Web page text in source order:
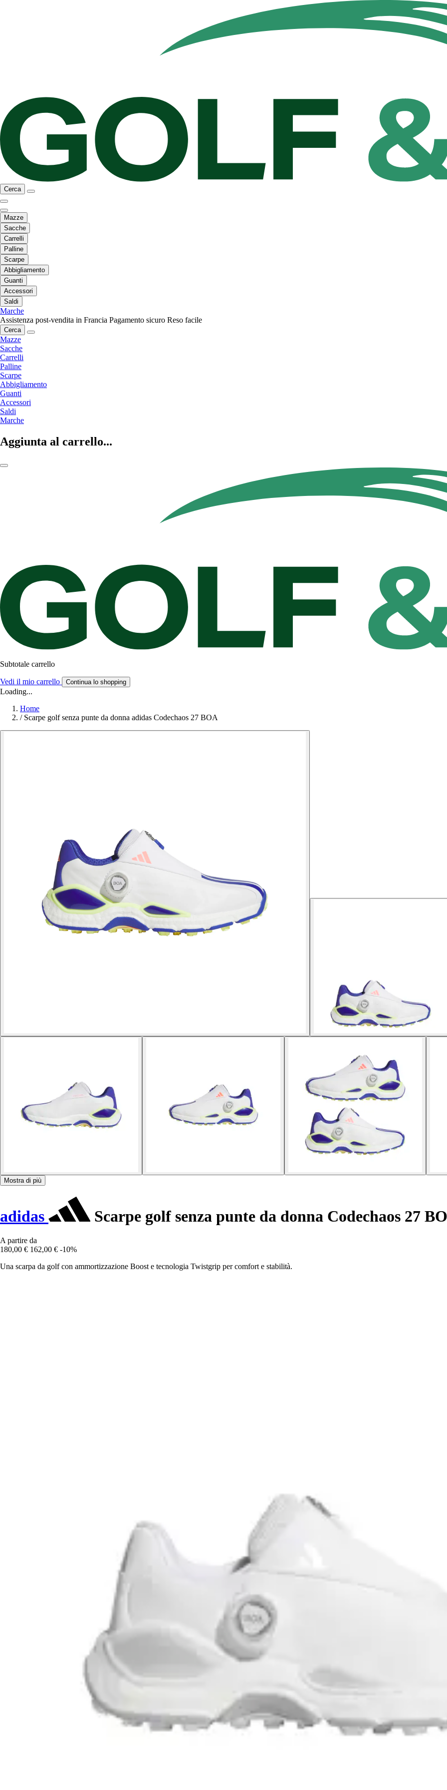
Cerca
Mazze
Sacche
Carrelli
Palline
Scarpe
Abbigliamento
Guanti
Accessori
Saldi
Marche
Assistenza post-vendita in Francia Pagamento sicuro Reso facile
Cerca
Mazze
Sacche
Carrelli
Palline
Scarpe
Abbigliamento
Guanti
Accessori
Saldi
Marche
Aggiunta al carrello...
Subtotale carrello
Vedi il mio carrello Continua lo shopping
Loading...
Home
/ Scarpe golf senza punte da donna adidas Codechaos 27 BOA
Mostra di più
adidas Scarpe golf senza punte da donna Codechaos 27
A partire da
180,00 € 162,00 € -10%
Una scarpa da golf con ammortizzazione Boost e tecnologia Twistgrip per comfort e stabilità.